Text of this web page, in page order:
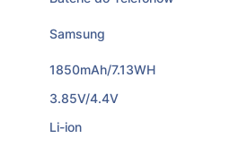
Samsung
1850mAh/7.13WH
3.85V/4.4V
Li-ion